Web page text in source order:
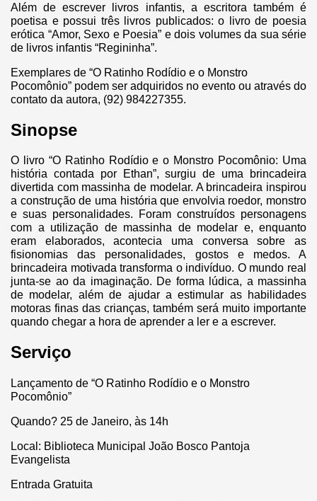
Além de escrever livros infantis, a escritora também é
poetisa e possui três livros publicados: o livro de poesia
erótica “Amor, Sexo e Poesia” e dois volumes da sua série
de livros infantis “Regininha”.
Exemplares de “O Ratinho Rodídio e o Monstro
Pocomônio” podem ser adquiridos no evento ou através do
contato da autora, (92) 984227355.
Sinopse
O livro “O Ratinho Rodídio e o Monstro Pocomônio: Uma
história contada por Ethan”, surgiu de uma brincadeira
divertida com massinha de modelar. A brincadeira inspirou
a construção de uma história que envolvia roedor, monstro
e suas personalidades. Foram construídos personagens
com a utilização de massinha de modelar e, enquanto
eram elaborados, acontecia uma conversa sobre as
fisionomias das personalidades, gostos e medos. A
brincadeira motivada transforma o indivíduo. O mundo real
junta-se ao da imaginação. De forma lúdica, a massinha
de modelar, além de ajudar a estimular as habilidades
motoras finas das crianças, também será muito importante
quando chegar a hora de aprender a ler e a escrever.
Serviço
Lançamento de “O Ratinho Rodídio e o Monstro
Pocomônio”
Quando? 25 de Janeiro, às 14h
Local: Biblioteca Municipal João Bosco Pantoja
Evangelista
Entrada Gratuita